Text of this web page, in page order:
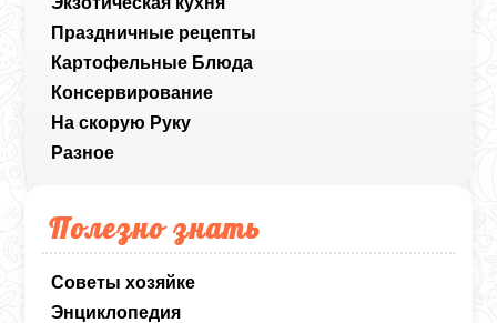
Праздничные рецепты
Картофельные Блюда
Консервирование
На скорую Руку
Разное
Полезно знать
Советы хозяйке
Энциклопедия